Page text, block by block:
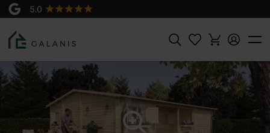
Rechercher
Produit:
Dahlia Madriers en 44 mm
21400 €
avec